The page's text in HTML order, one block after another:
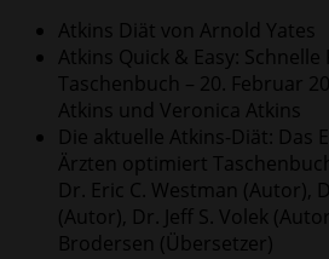
Atkins Diät von Arnold Yates
Atkins Quick & Easy:
Taschenbuch – 20. Februar
Atkins und Veronica Atkins
Die aktuelle Atkins-Diät: Das
Ärzten optimiert
Dr. Eric C. Westman (Autor),
(Autor), Dr. Jeff S. Volek
Brodersen (Übersetzer)